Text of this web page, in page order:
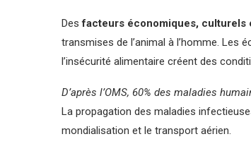
Desfacteurs économiques, culturels
transmises de l’animal à l’homme.
l’insécurité alimentaire créent des
D’après l’OMS, 60% des maladies
La propagation des maladies
mondialisation et le transport aérien.